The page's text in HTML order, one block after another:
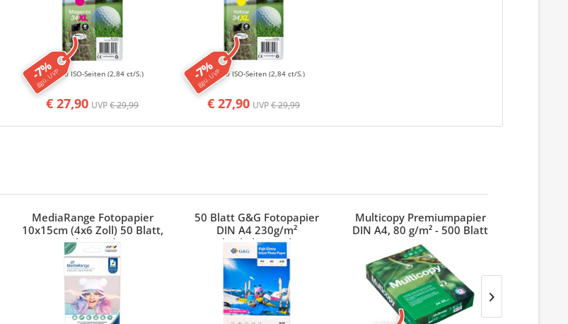
-7%
ggü. UVP
€ 27,90 UVP€ 29,99
950 ISO-Seiten(2,84 ct/S.) -7%
ggü. UVP
€ 27,90 UVP€ 29,99
950 ISO-Seiten(2,84 ct/S.)
MediaRange Fotopapier
10x15cm (4x6 Zoll) 50 Blatt,
glänzend
50 Blatt G&G Fotopapier
DIN A4 230g/m²
hochglänzend
Multicopy Premiumpapier
DIN A4, 80 g/m² - 500 Blatt